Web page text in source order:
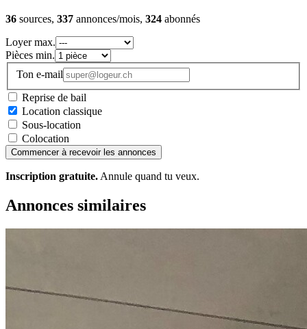
36 sources, 337 annonces/mois, 324 abonnés
Loyer max.
Pièces min.
Ton e-mail
Reprise de bail
Location classique
Sous-location
Colocation
Commencer à recevoir les annonces
Inscription gratuite. Annule quand tu veux.
Annonces similaires